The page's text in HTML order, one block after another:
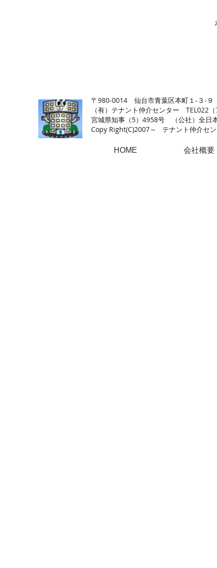
〒980-0014 仙台市青葉区本町１-３-９
（有）テナント仲介センター TEL022
宮城県知事（5）4958号 （公社）全日
Copy Right(C)2007～ テナント仲介セ
HOME 会社概要